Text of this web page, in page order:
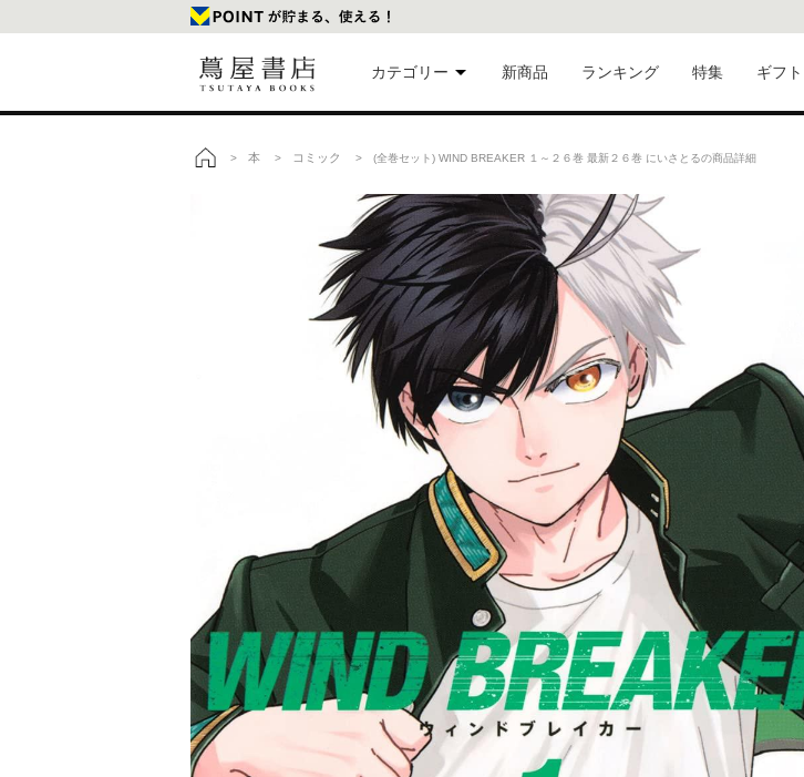
カテゴリー
美術品
本
映像・音
楽
文具
家電
食品
eギフト
新商品 ランキング 特集 ギフト
ギフトにお
> 本 > コミック > (全巻セット) WIND BREAKER １～２６巻 最新２６巻 にいさとるの商品詳細